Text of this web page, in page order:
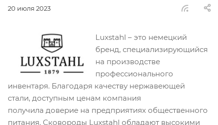
20 июля 2023
Luxstahl – это немецкий
бренд, специализирующийся
на производстве
профессионального
инвентаря. Благодаря качеству нержавеющей
стали, доступным ценам компания
получила доверие на предприятиях общественного
питания. Сковороды Luxstahl обладают высокими